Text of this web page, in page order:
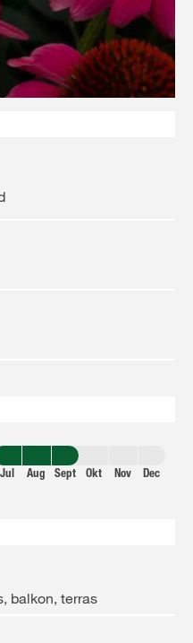
Jul Aug Sept Okt Nov Dec
balkon, terras